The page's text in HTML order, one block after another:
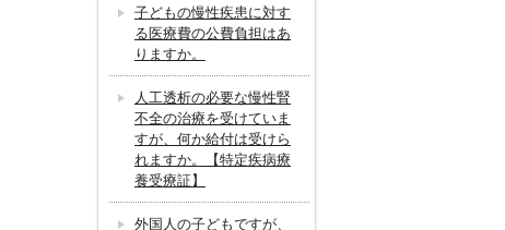
子どもの慢性疾患に対す
る医療費の公費負担はあ
りますか。
人工透析の必要な慢性腎
不全の治療を受けていま
すが、何か給付は受けら
れますか。【特定疾病療
養受療証】
外国人の子どもですが、